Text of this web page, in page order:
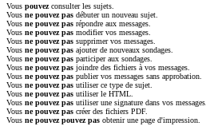
Vous pouvezconsulter les sujets.
Vous ne pouvez pas débuter un nouveau sujet.
Vous ne pouvez pas répondre aux messages.
Vous ne pouvez pas modifier vos messages.
Vous ne pouvez pas supprimer vos messages.
Vous ne pouvez pas ajouter de nouveaux sondages.
Vous ne pouvez pas participer aux sondages.
Vous ne pouvez pas joindre des fichiers à vos messages.
Vous ne pouvez pas publier vos messages sans approbation.
Vous ne pouvez pas utiliser ce type de sujet.
Vous ne pouvez pas utiliser le HTML.
Vous ne pouvez pas utiliser une signature dans vos messages.
Vous ne pouvez pas créer des fichiers PDF.
Vous ne pouvez pouvez pas obtenir une page d'impression.